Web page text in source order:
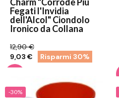
Fegati l'Invidia
dell'Alcol" Ciondolo
Ironico da Collana
12,90 €
9,03 €
Risparmi 30%
-30%